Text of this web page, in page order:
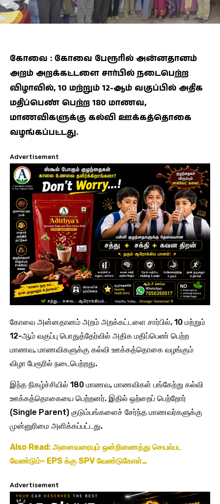
கோவை : கோவை பேரூரில் அன்னதானம்
அறம் அறக்கட்டளை சார்பில் நடைபெற்ற
விழாவில், 10 மற்றும் 12-ஆம் வகுப்பில் அதிக
மதிப்பெண் பெற்ற 180 மாணவ,
மாணவிகளுக்கு கல்வி ஊக்கத்தொகை
வழங்கப்பட்டது.
Advertisement
கோவை அன்னதானம் அறம் அறக்கட்டளை சார்பில், 10 மற்றும்
12-ஆம் வகுப்பு பொதுத்தேர்வில் அதிக மதிப்பெண் பெற்ற
மாணவ, மாணவிகளுக்கு கல்வி ஊக்கத்தொகை வழங்கும்
விழா பேரூரில் நடைபெற்றது.
இந்த நிகழ்ச்சியில் 180 மாணவ, மாணவிகள் பங்கேற்று கல்வி
ஊக்கத்தொகையை பெற்றனர். இதில் ஒற்றைப் பெற்றோர்
(Single Parent) குடும்பங்களைச் சேர்ந்த மாணவர்களுக்கு
முன்னுரிமை அளிக்கப்பட்டது.
Also Read: அனைவரையும் ஒன்றிணைத்து செயல்பட
வேண்டும்- EPS க்கு SPV வேண்டுகோள்…
Advertisement